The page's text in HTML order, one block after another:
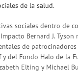
de la salud.
sociales dentro de
Bernard J. Tyson
de
y del Fondo Halo de la
Elting y Michael